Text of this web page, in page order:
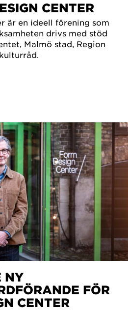
CENTER
är en ideell förening som
drivs med stöd
Malmö stad, Region
NY
FÖR
CENTER